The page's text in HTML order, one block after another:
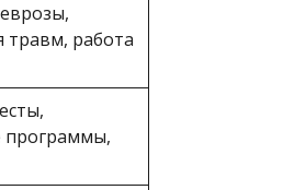
травм, работа
программы,